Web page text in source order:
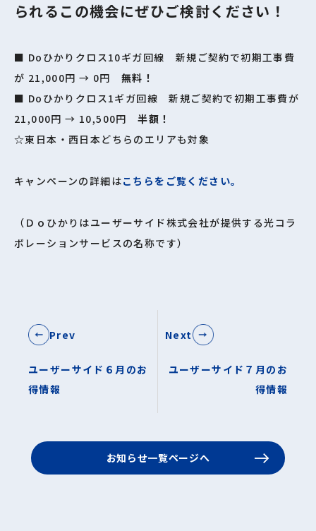
られるこの機会にぜひご検討ください！
■ Doひかりクロス10ギガ回線 新規ご契約で初期工事費
が 21,000円 → 0円 無料！
■ Doひかりクロス1ギガ回線 新規ご契約で初期工事費が
21,000円 → 10,500円半額！
☆東日本・西日本どちらのエリアも対象
キャンペーンの詳細はこちらをご覧ください。
（Ｄｏひかりはユーザーサイド株式会社が提供する光コラ
ボレーションサービスの名称です）
Prev
ユーザーサイド６月のお
得情報
Next
ユーザーサイド７月のお
得情報
お知らせ一覧ページへ